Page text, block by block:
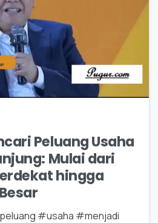
0
Peluang Usaha
Mulai dari
hingga
#usaha #menjadi